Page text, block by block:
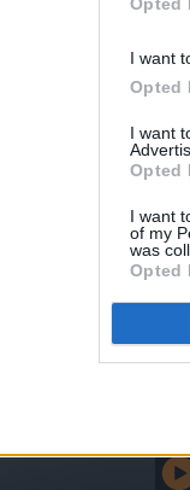
I want
Opted
I want
Opted
I want
of my
was
Opted